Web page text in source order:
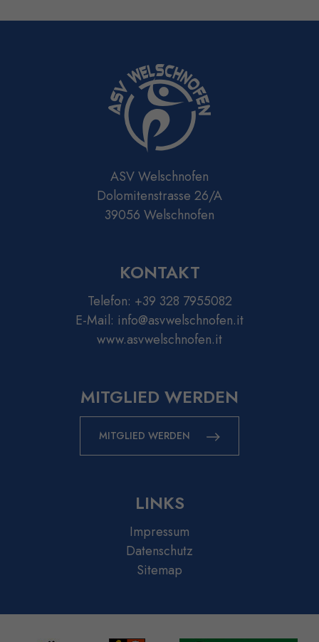
ASV Welschnofen
Dolomitenstrasse 26/A
39056 Welschnofen
KONTAKT
Telefon: +39 328 7955082
E-Mail: info@asvwelschnofen.it
www.asvwelschnofen.it
MITGLIED WERDEN
MITGLIED WERDEN
LINKS
Impressum
Datenschutz
Sitemap